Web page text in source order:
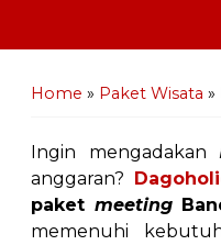
Home » Paket Wisata »
Ingin mengadakan
anggaran?
paket meeting
memenuhi